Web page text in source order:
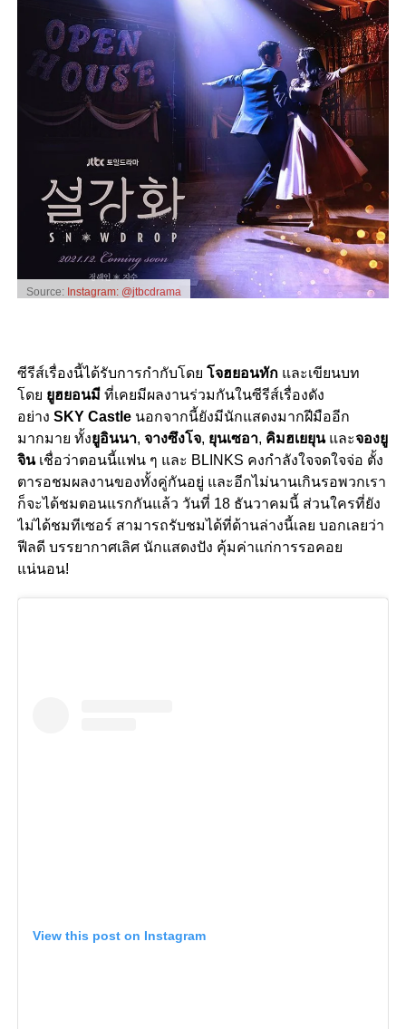
Source: Instagram: @jtbcdrama
ซีรีส์เรื่องนี้ได้รับการกำกับโดย โจฮยอนทักและเขียนบท
โดย ยูฮยอนมีที่เคยมีผลงานร่วมกันในซีรีส์เรื่องดัง
อย่าง SKY Castleนอกจากนี้ยังมีนักแสดงมากฝีมืออีก
มากมาย ทั้งยูอินนา, จางซึงโจ, ยุนเซอา, คิมฮเยยุนและจองยู
จิน เชื่อว่าตอนนี้แฟน ๆ และ BLINKS คงกำลังใจจดใจจ่อ ตั้ง
ตารอชมผลงานของทั้งคู่กันอยู่ และอีกไม่นานเกินรอพวกเรา
ก็จะได้ชมตอนแรกกันแล้ว วันที่ 18 ธันวาคมนี้ ส่วนใครที่ยัง
ไม่ได้ชมทีเซอร์ สามารถรับชมได้ที่ด้านล่างนี้เลย บอกเลยว่า
ฟีลดี บรรยากาศเลิศ นักแสดงปัง คุ้มค่าแก่การรอคอย
แน่นอน!
View this post on Instagram